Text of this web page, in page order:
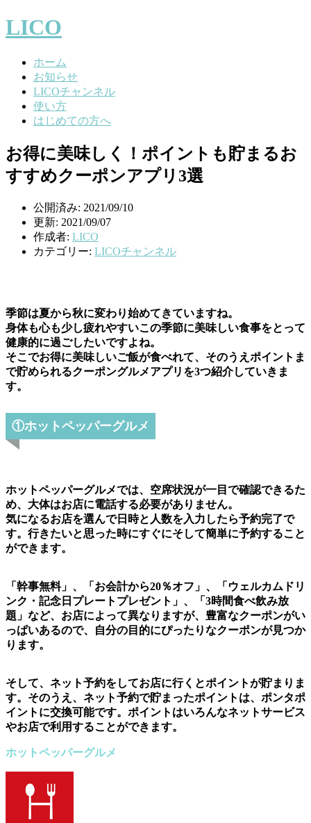
LICO
ホーム
お知らせ
LICOチャンネル
使い方
はじめての方へ
お得に美味しく！ポイントも貯まるお
すすめクーポンアプリ3選
公開済み: 2021/09/10
更新: 2021/09/07
作成者: LICO
カテゴリー: LICOチャンネル
季節は夏から秋に変わり始めてきていますね。
身体も心も少し疲れやすいこの季節に美味しい食事をとって
健康的に過ごしたいですよね。
そこでお得に美味しいご飯が食べれて、そのうえポイントま
で貯められるクーポングルメアプリを3つ紹介していきま
す。
①ホットペッパーグルメ
ホットペッパーグルメでは、空席状況が一目で確認できるた
め、大体はお店に電話する必要がありません。
気になるお店を選んで日時と人数を入力したら予約完了で
す。行きたいと思った時にすぐにそして簡単に予約すること
ができます。
「幹事無料」、「お会計から20％オフ」、「ウェルカムドリ
ンク・記念日プレートプレゼント」、「3時間食べ飲み放
題」など、お店によって異なりますが、豊富なクーポンがい
っぱいあるので、自分の目的にぴったりなクーポンが見つか
ります。
そして、ネット予約をしてお店に行くとポイントが貯まりま
す。そのうえ、ネット予約で貯まったポイントは、ポンタポ
イントに交換可能です。ポイントはいろんなネットサービス
やお店で利用することができます。
ホットペッパーグルメ